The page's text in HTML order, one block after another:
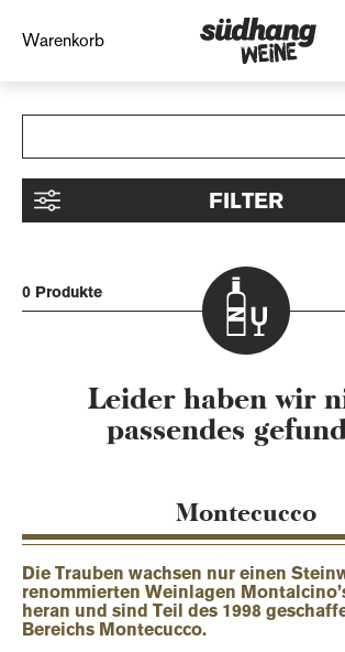
Warenkorb
FILTER
0 Produkte
Leider haben wir
passendes
Montecucco
Die Trauben wachsen nur einen
renommierten Weinlagen
heran und sind Teil des 1998
Bereichs Montecucco.